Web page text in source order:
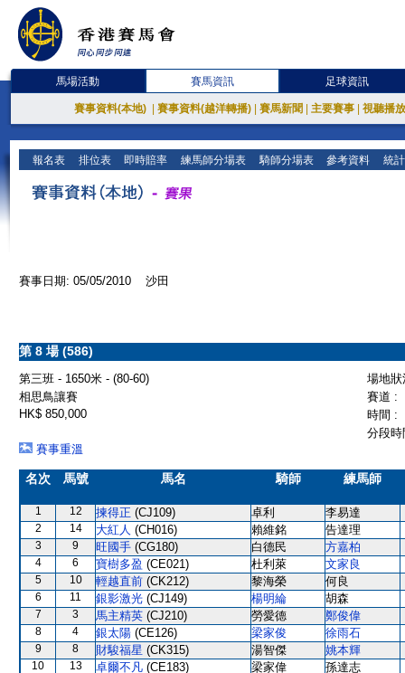
馬場活動 賽馬資訊 足球資訊
賽事資料(本地) 賽事資料(越洋轉播) 賽馬新聞 主要賽事 視聽播
報名表 排位表 即時賠率 練馬師分場表 騎師分場表 參考資料 統
賽事日期: 05/05/2010 沙田
第 8 場 (586)
第三班 - 1650米 - (80-60)
場地
相思鳥讓賽
賽道 :
HK$ 850,000
時間 :
分段
賽事重溫
名次 馬號 馬名 騎師 練馬師
1 12 揀得正 (CJ109) 卓利 李易達
2 14 大紅人 (CH016) 賴維銘 告達理
3 9 旺國手 (CG180) 白德民 方嘉柏
4 6 寶樹多盈 (CE021) 杜利萊 文家良
5 10 輕越直前 (CK212) 黎海榮 何良
6 11 銀影激光 (CJ149) 楊明綸 胡森
7 3 馬主精英 (CJ210) 勞愛德 鄭俊偉
8 4 銀太陽 (CE126) 梁家俊 徐雨石
9 8 財駿福星 (CK315) 湯智傑 姚本輝
10 13 卓爾不凡 (CE183) 梁家偉 孫達志